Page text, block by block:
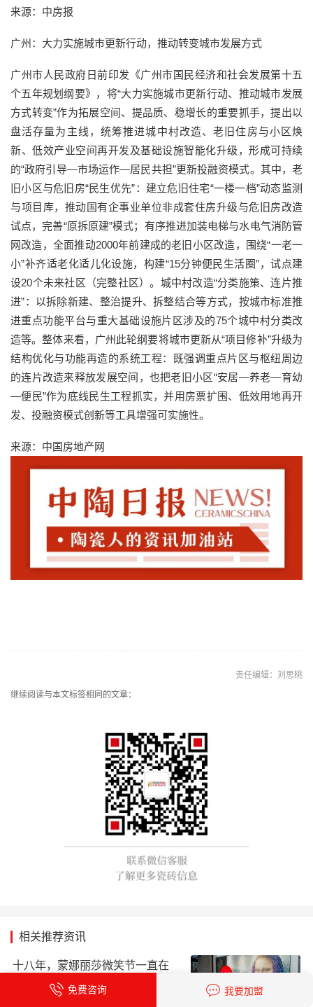
来源：中房报
广州：大力实施城市更新行动，推动转变城市发展方式
广州市人民政府日前印发《广州市国民经济和社会发展第十五
个五年规划纲要》，将“大力实施城市更新行动、推动城市发展
方式转变”作为拓展空间、提品质、稳增长的重要抓手，提出以
盘活存量为主线，统筹推进城中村改造、老旧住房与小区焕
新、低效产业空间再开发及基础设施智能化升级，形成可持续
的“政府引导—市场运作—居民共担”更新投融资模式。其中，老
旧小区与危旧房“民生优先”：建立危旧住宅“一楼一档”动态监测
与项目库，推动国有企事业单位非成套住房升级与危旧房改造
试点，完善“原拆原建”模式；有序推进加装电梯与水电气消防管
网改造，全面推动2000年前建成的老旧小区改造，围绕“一老一
小”补齐适老化适儿化设施，构建“15分钟便民生活圈”，试点建
设20个未来社区（完整社区）。城中村改造“分类施策、连片推
进”：以拆除新建、整治提升、拆整结合等方式，按城市标准推
进重点功能平台与重大基础设施片区涉及的75个城中村分类改
造等。整体来看，广州此轮纲要将城市更新从“项目修补”升级为
结构优化与功能再造的系统工程：既强调重点片区与枢纽周边
的连片改造来释放发展空间，也把老旧小区“安居—养老—育幼
—便民”作为底线民生工程抓实，并用房票扩围、低效用地再开
发、投融资模式创新等工具增强可实施性。
来源：中国房地产网
责任编辑：刘思桃
继续阅读与本文标签相同的文章：
相关推荐资讯
十八年，蒙娜丽莎微笑节一直在
每个“家”的故事里
免费咨询 我要加盟